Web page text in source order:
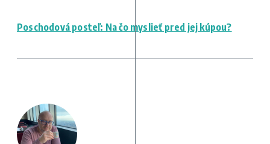
Poschodová posteľ: Na čo myslieť pred jej kúpou?